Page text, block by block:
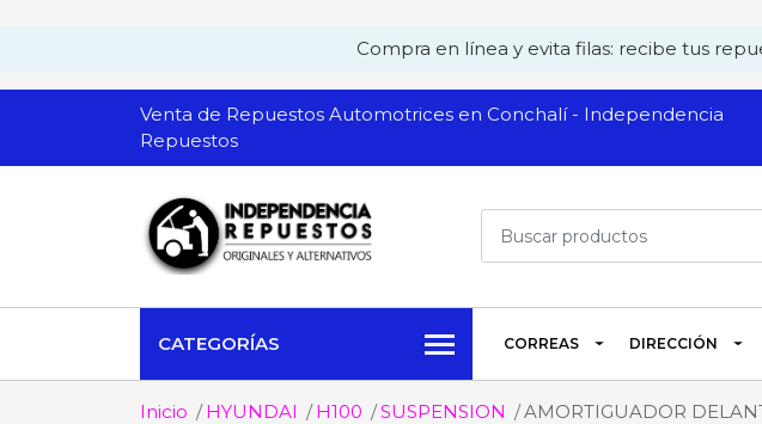
Compra en línea y evita filas: recibe tus
Venta de Repuestos Automotrices en Conchalí - Independencia
Repuestos
CATEGORÍAS CORREAS DIRECCIÓN
Inicio HYUNDAI H100 SUSPENSION AMORTIGUADOR